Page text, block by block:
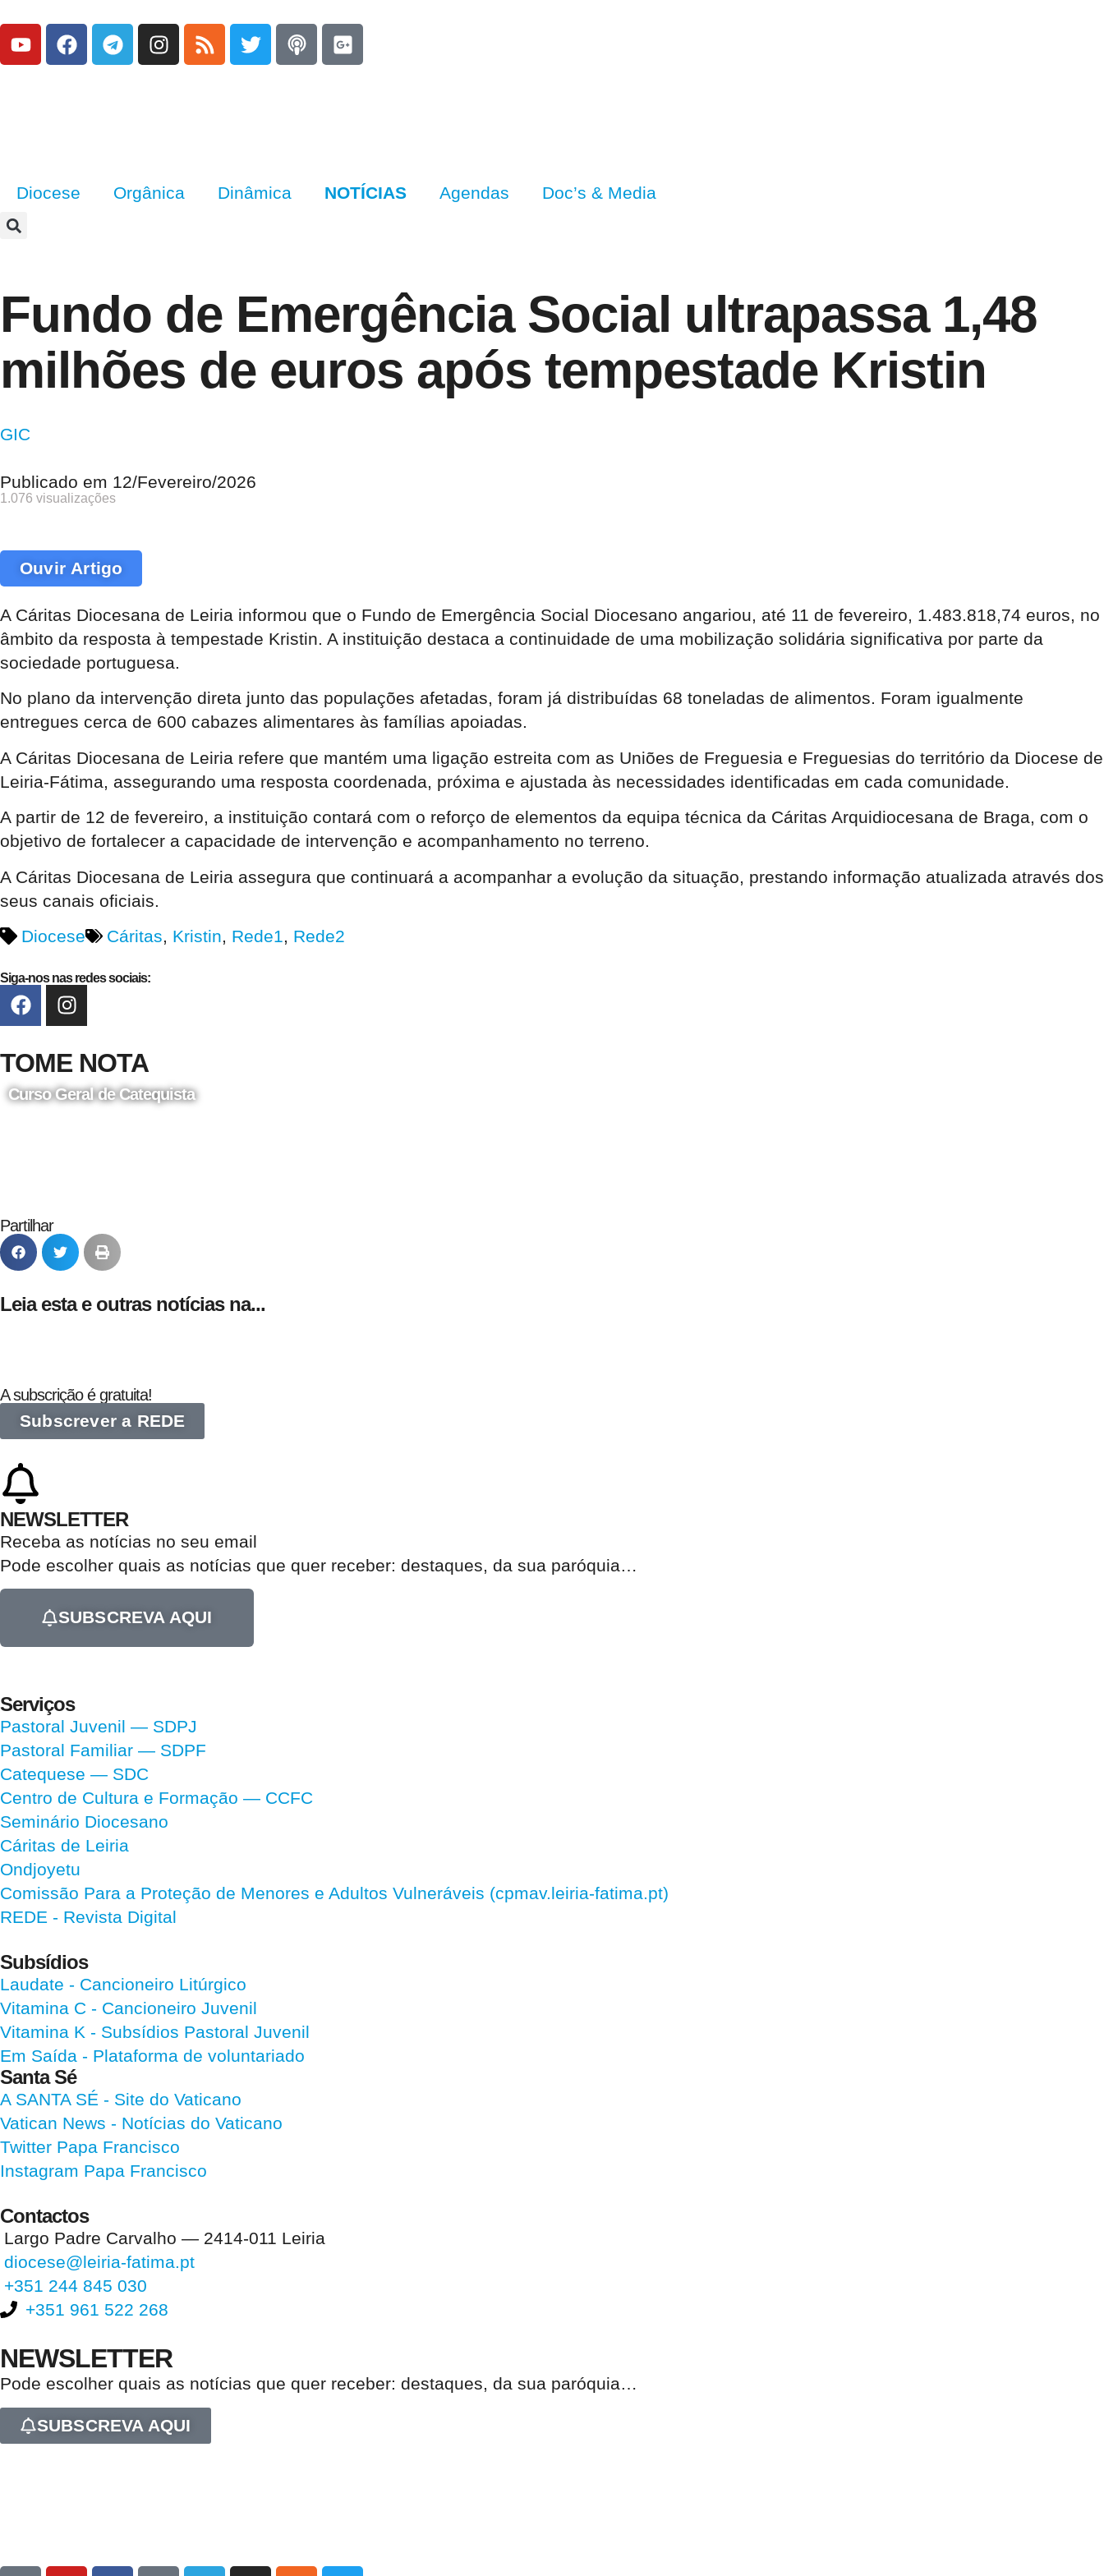
Diocese Orgânica Dinâmica NOTÍCIAS Agendas Doc’s & Media
Fundo de Emergência Social ultrapassa 1,48
milhões de euros após tempestade Kristin
GIC
Publicado em 12/Fevereiro/2026
1.076 visualizações
Ouvir Artigo
A Cáritas Diocesana de Leiria informou que o Fundo de Emergência Social Diocesano angariou, até 11 de fevereiro, 1.483.818,74 euros, no
âmbito da resposta à tempestade Kristin. A instituição destaca a continuidade de uma mobilização solidária significativa por parte da
sociedade portuguesa.
No plano da intervenção direta junto das populações afetadas, foram já distribuídas 68 toneladas de alimentos. Foram igualmente
entregues cerca de 600 cabazes alimentares às famílias apoiadas.
A Cáritas Diocesana de Leiria refere que mantém uma ligação estreita com as Uniões de Freguesia e Freguesias do território da Diocese de
Leiria-Fátima, assegurando uma resposta coordenada, próxima e ajustada às necessidades identificadas em cada comunidade.
A partir de 12 de fevereiro, a instituição contará com o reforço de elementos da equipa técnica da Cáritas Arquidiocesana de Braga, com o
objetivo de fortalecer a capacidade de intervenção e acompanhamento no terreno.
A Cáritas Diocesana de Leiria assegura que continuará a acompanhar a evolução da situação, prestando informação atualizada através dos
seus canais oficiais.
Diocese
Cáritas, Kristin, Rede1, Rede2
Siga-nos nas redes sociais:
TOME NOTA
Curso Geral de Catequista
Partilhar
Leia esta e outras notícias na...
A subscrição é gratuita!
Subscrever a REDE
NEWSLETTER
Receba as notícias no seu email​
Pode escolher quais as notícias que quer receber: destaques, da sua paróquia…
SUBSCREVA AQUI
Serviços
Pastoral Juvenil — SDPJ
Pastoral Familiar — SDPF
Catequese — SDC
Centro de Cultura e Formação — CCFC
Seminário Diocesano
Cáritas de Leiria
Ondjoyetu
Comissão Para a Proteção de Menores e Adultos Vulneráveis (cpmav.leiria-fatima.pt)
REDE - Revista Digital
Subsídios
Laudate - Cancioneiro Litúrgico
Vitamina C - Cancioneiro Juvenil
Vitamina K - Subsídios Pastoral Juvenil
Em Saída - Plataforma de voluntariado
Santa Sé
A SANTA SÉ - Site do Vaticano
Vatican News - Notícias do Vaticano
Twitter Papa Francisco
Instagram Papa Francisco
Contactos
Largo Padre Carvalho — 2414-011 Leiria
diocese@leiria-fatima.pt
+351 244 845 030
+351 961 522 268
NEWSLETTER
Pode escolher quais as notícias que quer receber: destaques, da sua paróquia…
SUBSCREVA AQUI